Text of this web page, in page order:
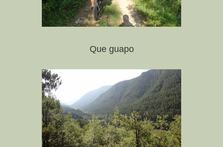
Que guapo